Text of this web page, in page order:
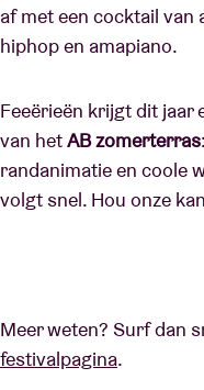
af met een cocktail van
hiphop en amapiano.
Feeërieën krijgt dit jaar
van hetAB zomerterras
randanimatie en coole
volgt snel. Hou onze
Meer weten? Surf dan
festivalpagina.